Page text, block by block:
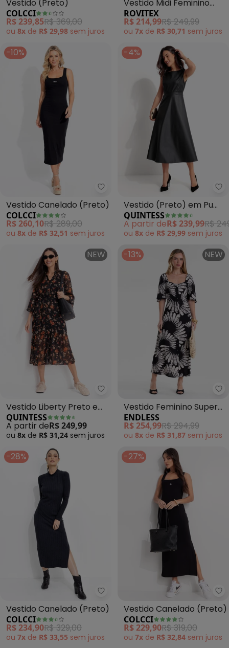
Vestido (Preto)
COLCCI
R$ 239,85R$ 369,00
ou 8x de R$ 29,98 sem juros
Vestido Midi Feminino
Meia Malha Estampado
(Preto)
ROVITEX
R$ 214,99R$ 249,99
ou 7x de R$ 30,71 sem juros
-10%
Colcci - Vestido Canelado
Vestido Canelado (Preto)
COLCCI
R$ 260,10R$ 289,00
ou 8x de R$ 32,51 sem juros
-4%
Vestido (Preto) em Pu
Sintético
QUINTESS
A partir deR$ 239,99R$
ou 8x de R$ 29,99 sem juros
NEW
Quintess - Vestido Liberty
Vestido Liberty Preto em
Chiffon
QUINTESS
A partir deR$ 249,99
ou 8x de R$ 31,24 sem juros
-13% NEW
Vestido Feminino Super
Midi Estampado (Preto)
ENDLESS
R$ 254,99R$ 294,99
ou 8x de R$ 31,87 sem juros
-28%
Colcci - Vestido Canelado
Vestido Canelado (Preto)
COLCCI
R$ 234,90R$ 329,00
ou 7x de R$ 33,55 sem juros
-27%
Vestido Canelado (Preto)
COLCCI
R$ 229,90R$ 319,00
ou 7x de R$ 32,84 sem juros